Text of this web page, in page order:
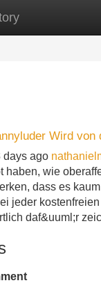
Site Listings
Wird
days ago
haben, wie
dass es
jeder
daf&uuml;r